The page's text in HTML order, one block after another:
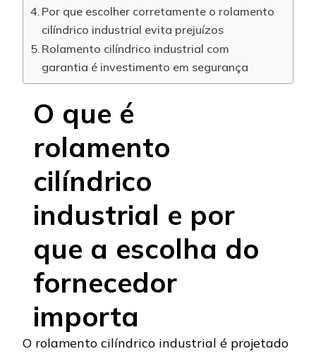
Por que escolher corretamente o rolamento
cilíndrico industrial evita prejuízos
Rolamento cilíndrico industrial com
garantia é investimento em segurança
O que é
rolamento
cilíndrico
industrial e por
que a escolha do
fornecedor
importa
O rolamento cilíndrico industrial é projetado